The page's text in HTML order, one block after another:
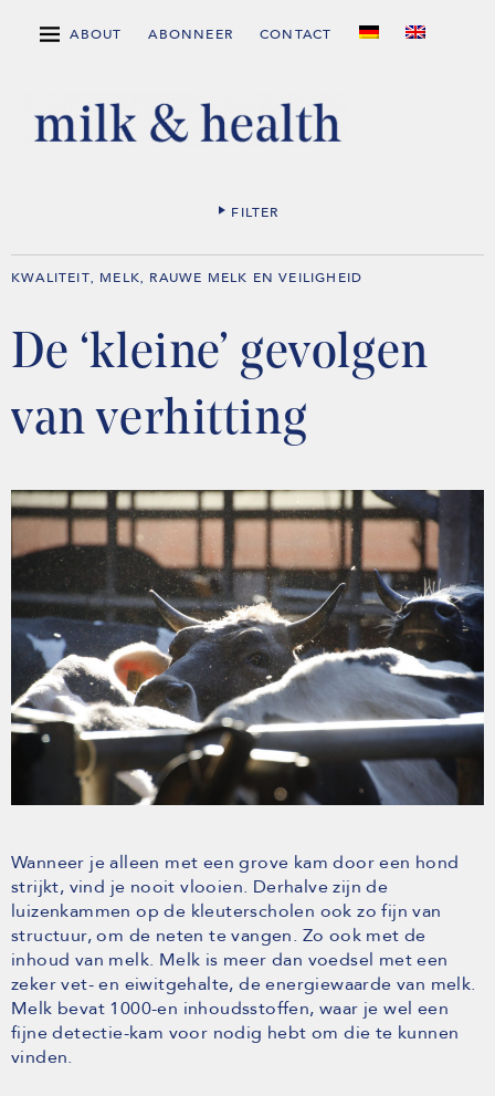
ABOUT ABONNEER CONTACT
FILTER
KWALITEIT MELK RAUWE MELK EN VEILIGHEID
De ‘kleine’ gevolgen
van verhitting
Wanneer je alleen met een grove kam door een hond
strijkt, vind je nooit vlooien. Derhalve zijn de
luizenkammen op de kleuterscholen ook zo fijn van
structuur, om de neten te vangen. Zo ook met de
inhoud van melk. Melk is meer dan voedsel met een
zeker vet- en eiwitgehalte, de energiewaarde van melk.
Melk bevat 1000-en inhoudsstoffen, waar je wel een
fijne detectie-kam voor nodig hebt om die te kunnen
vinden.